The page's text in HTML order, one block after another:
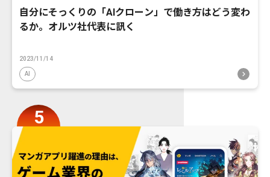
自分にそっくりの「AIクローン」で働き方はどう変わ
るか。オルツ社代表に訊く
2023/11/14
AI